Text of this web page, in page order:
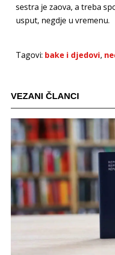
sestra je zaova, a treba
usput, negdje u vremenu.
Tagovi: bake i djedovi,
VEZANI ČLANCI